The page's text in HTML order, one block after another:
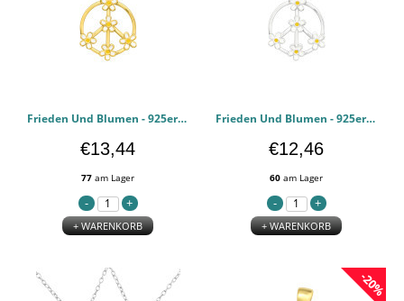
Frieden Und Blumen - 925er Sterling Silber Halsketten PCJW46002
€13,44
77 am Lager
+ WARENKORB
Frieden Und Blumen - 925er Sterling Silber Halsketten PCJW46001
€12,46
60 am Lager
+ WARENKORB
-20%